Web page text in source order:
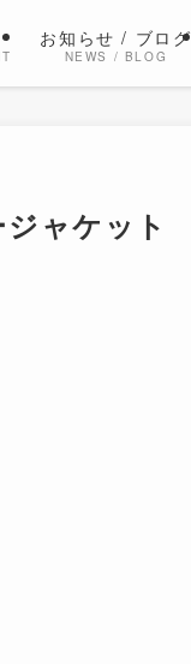
お知らせ / ブログ
NEWS / BLOG
ャケット